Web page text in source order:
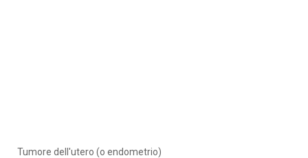
Tumore dell'utero (o endometrio)